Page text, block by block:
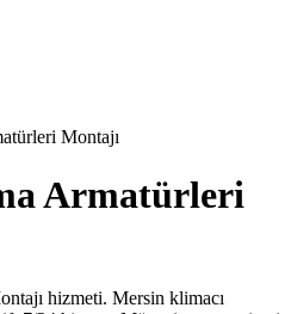
Montajı
Armatürleri
hizmeti. Mersin klimacı